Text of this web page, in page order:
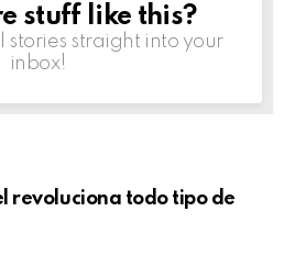
stuff like this?
stories straight into your
inbox!
revoluciona todo tipo de